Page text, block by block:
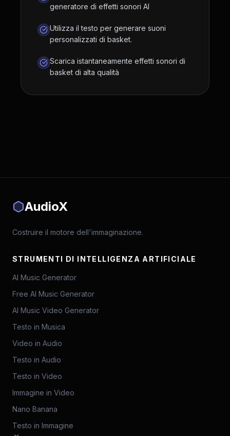
generatore di effetti sonori AI
Utilizza il testo per generare suoni
personalizzati di basket.
Scarica istantaneamente effetti sonori di
basket di alta qualità
AudioX
Costruire il motore dell'immaginazione.
STRUMENTI DI INTELLIGENZA ARTIFICIALE
AI Music Generator
Free AI Music Generator
AI Music Video Generator
Testo in Musica
Video in Audio
Testo in Audio
Testo in Video
Immagine in Video
Nano Banana
Testo in Immagine